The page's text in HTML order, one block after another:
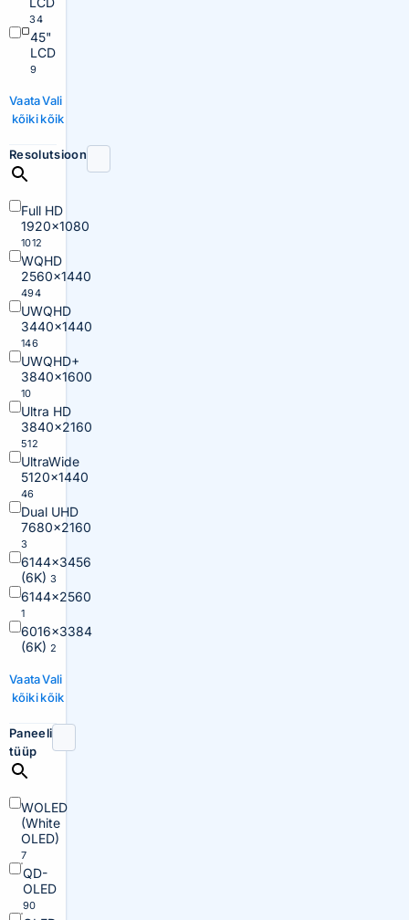
34
45"
LCD
9
Vaata
kõiki
Vali
kõik
Resolutsioon
Full HD
1920×1080
1012
WQHD
2560×1440
494
UWQHD
3440×1440
146
UWQHD+
3840×1600
10
Ultra HD
3840×2160
512
UltraWide
5120×1440
46
Dual UHD
7680×2160
3
6144×3456
(6K) 3
6144×2560
1
6016×3384
(6K) 2
Vaata
kõiki
Vali
kõik
Paneeli
tüüp
WOLED
(White
OLED)
7
QD-
OLED
90